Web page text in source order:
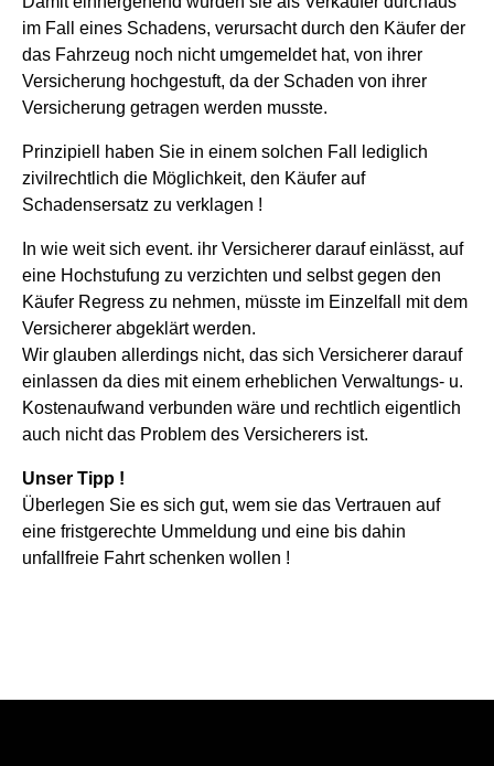
im Fall eines Schadens, verursacht durch den Käufer der
das Fahrzeug noch nicht umgemeldet hat, von ihrer
Versicherung hochgestuft, da der Schaden von ihrer
Versicherung getragen werden musste.
Prinzipiell haben Sie in einem solchen Fall lediglich
zivilrechtlich die Möglichkeit, den Käufer auf
Schadensersatz zu verklagen !
In wie weit sich event. ihr Versicherer darauf einlässt, auf
eine Hochstufung zu verzichten und selbst gegen den
Käufer Regress zu nehmen, müsste im Einzelfall mit dem
Versicherer abgeklärt werden.
Wir glauben allerdings nicht, das sich Versicherer darauf
einlassen da dies mit einem erheblichen Verwaltungs- u.
Kostenaufwand verbunden wäre und rechtlich eigentlich
auch nicht das Problem des Versicherers ist.
Unser Tipp !
Überlegen Sie es sich gut, wem sie das Vertrauen auf
eine fristgerechte Ummeldung und eine bis dahin
unfallfreie Fahrt schenken wollen !